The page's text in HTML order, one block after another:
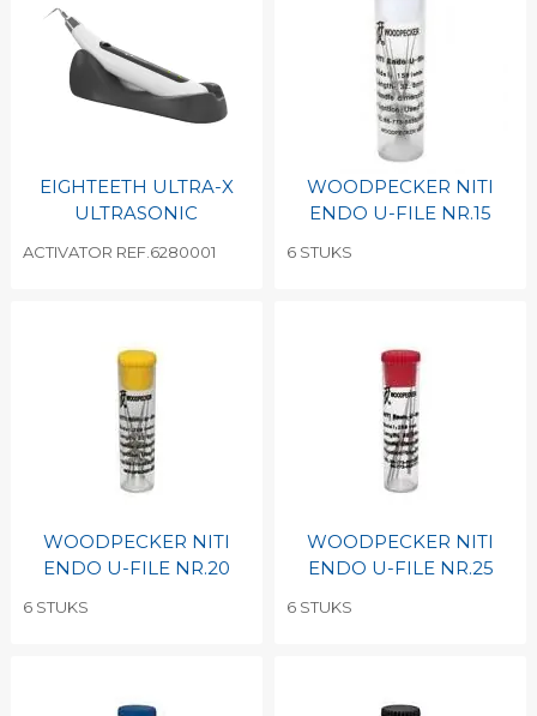
EIGHTEETH ULTRA-X
ULTRASONIC
ACTIVATOR REF.6280001
WOODPECKER NITI
ENDO U-FILE NR.15
6 STUKS
WOODPECKER NITI
ENDO U-FILE NR.20
6 STUKS
WOODPECKER NITI
ENDO U-FILE NR.25
6 STUKS